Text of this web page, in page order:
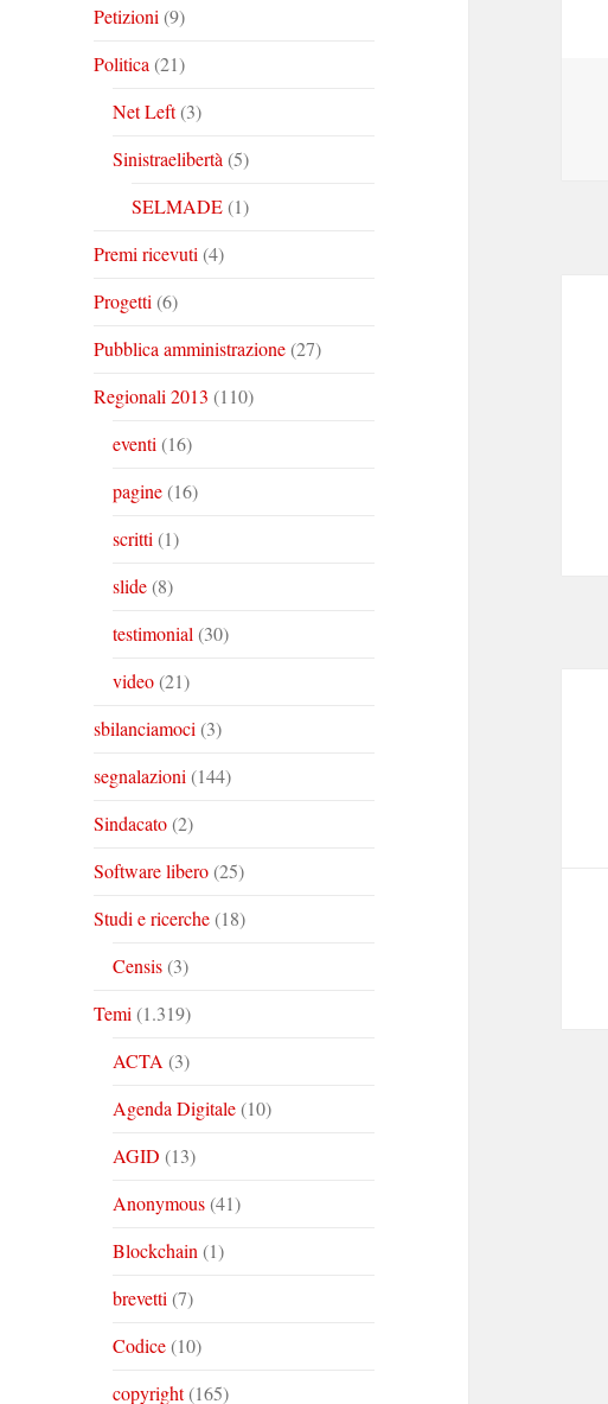
Petizioni (9)
Politica (21)
Net Left(3)
Sinistraelibertà (5)
SELMADE(1)
Premi ricevuti (4)
Progetti (6)
Pubblica amministrazione(27)
Regionali 2013 (110)
eventi (16)
pagine(16)
scritti (1)
slide(8)
testimonial (30)
video(21)
sbilanciamoci (3)
segnalazioni (144)
Sindacato(2)
Software libero(25)
Studi e ricerche(18)
Censis(3)
Temi (1.319)
ACTA (3)
Agenda Digitale(10)
AGID (13)
Anonymous(41)
Blockchain (1)
brevetti (7)
Codice(10)
copyright(165)